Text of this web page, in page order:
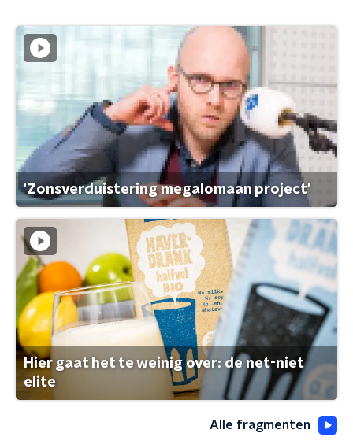
'Zonsverduistering megalomaan project'
Hier gaat het te weinig over: de net-niet
elite
Alle fragmenten